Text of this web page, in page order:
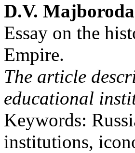
D.V.
Essay on the
Empire.
The article
educational
Keywords:
institutions,